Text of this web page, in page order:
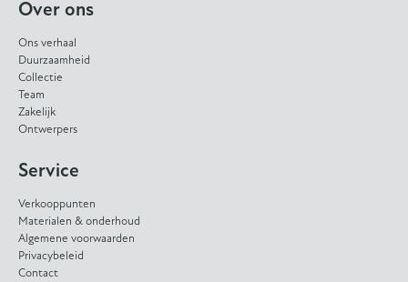
Over ons
Ons verhaal
Duurzaamheid
Collectie
Team
Zakelijk
Ontwerpers
Service
Verkooppunten
Materialen & onderhoud
Algemene voorwaarden
Privacybeleid
Contact